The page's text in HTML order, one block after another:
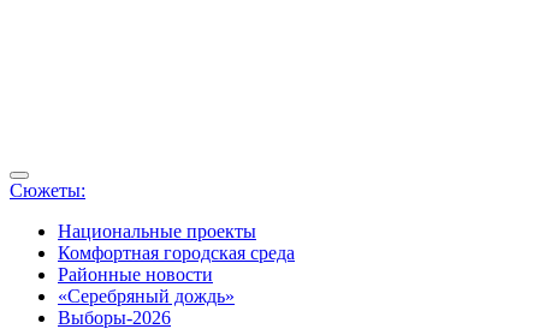
Сюжеты:
Национальные проекты
Комфортная городская среда
Районные новости
«Серебряный дождь»
Выборы-2026